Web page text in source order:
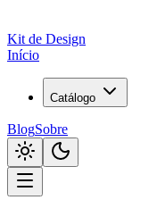
Kit de Design
Início
Catálogo
BlogSobre